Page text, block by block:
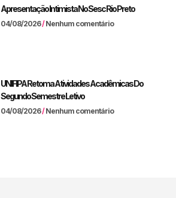
Apresentação Intimista No Sesc Rio Preto
04/08/2026 Nenhum comentário
UNIFIPA Retoma Atividades Acadêmicas Do
Segundo Semestre Letivo
04/08/2026 Nenhum comentário